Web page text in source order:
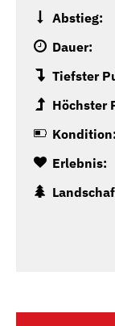
Abstieg:
Dauer:
Tiefster
Höchster
Kondition:
Erlebnis: